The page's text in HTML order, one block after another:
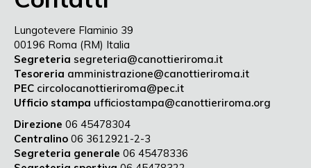
Lungotevere Flaminio 39
00196 Roma (RM) Italia
Segreteria segreteria@canottieriroma.it
Tesoreria amministrazione@canottieriroma.it
PEC circolocanottieriroma@pec.it
Ufficio stampa ufficiostampa@canottieriroma.org
Direzione 06 45478304
Centralino 06 3612921-2-3
Segreteria generale 06 45478336